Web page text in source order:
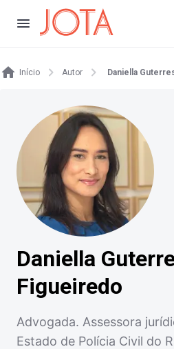
Início Autor Daniella
Daniella
Figueiredo
Advogada. Assessora
Estado de Polícia Civil do